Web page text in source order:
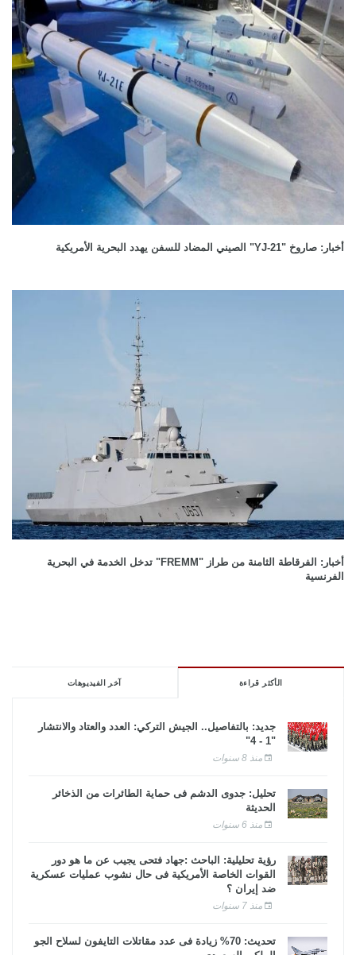
أخبار: صاروخ "YJ-21" الصيني المضاد للسفن يهدد البحرية الأمريكية
أخبار: الفرقاطة الثامنة من طراز "FREMM" تدخل الخدمة في البحرية
الفرنسية
الأكثر قراءة آخر الفيديوهات
جديد: بالتفاصيل.. الجيش التركي: العدد والعتاد والانتشار
"1 - 4"
منذ 8 سنوات
تحليل: جدوى الدشم فى حماية الطائرات من الذخائر
الحديثة
منذ 6 سنوات
رؤية تحليلية: الباحث :جهاد فتحى يجيب عن ما هو دور
القوات الخاصة الأمريكية فى حال نشوب عمليات عسكرية
ضد إيران ؟
منذ 7 سنوات
تحديث: 70% زيادة فى عدد مقاتلات التايفون لسلاح الجو